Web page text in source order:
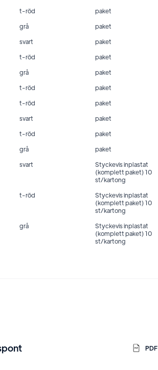
t-röd
paket
grå
paket
svart
paket
t-röd
paket
grå
paket
t-röd
paket
t-röd
paket
svart
paket
t-röd
paket
grå
paket
svart
Styckevis inplastat
(komplett paket) 10
st/kartong
t-röd
Styckevis inplastat
(komplett paket) 10
st/kartong
grå
Styckevis inplastat
(komplett paket) 10
st/kartong
PDF